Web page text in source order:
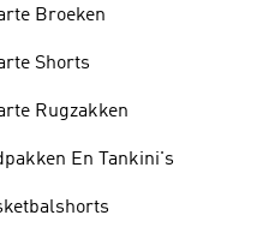
Broeken
Shorts
Rugzakken
En Tankini's